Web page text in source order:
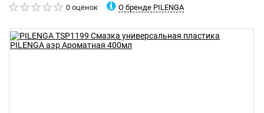
0 оценок О бренде PILENGA